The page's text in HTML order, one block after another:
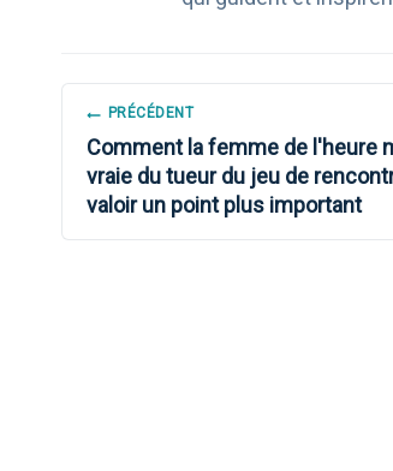
NAVIGATION
DE
L’ARTICLE
PRÉCÉDENT
Comment la femme de l'heure
vraie du tueur du jeu de
valoir un point plus important